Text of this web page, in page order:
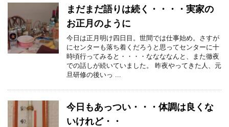
まだまだ語りは続く・・・・実家の
お正月のように
今日は正月明け四日目。世間では仕事始め。さすが
にセンターも落ち着くだろうと思ってセンターに十
時頃行ってみると・・・・ななななんと、また徹夜
での話しが続いていました。 昨夜やってきた人、元
旦研修の後いっ ...
今日もあっつい・・・体調は良くな
いけれど・・